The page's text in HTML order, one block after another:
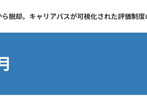
ら脱却。キャリアパスが可視化された評価制